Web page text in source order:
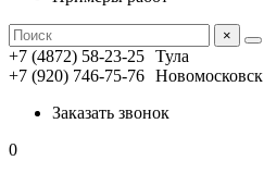
×
+7 (4872) 58-23-25 Тула
+7 (920) 746-75-76 Новомосковск
Заказать звонок
0